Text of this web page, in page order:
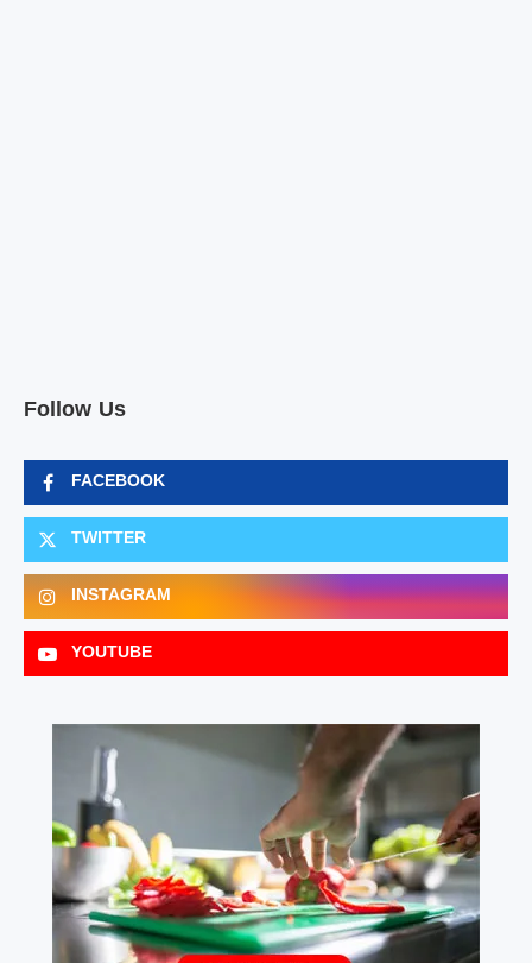
Follow Us
FACEBOOK
TWITTER
INSTAGRAM
YOUTUBE